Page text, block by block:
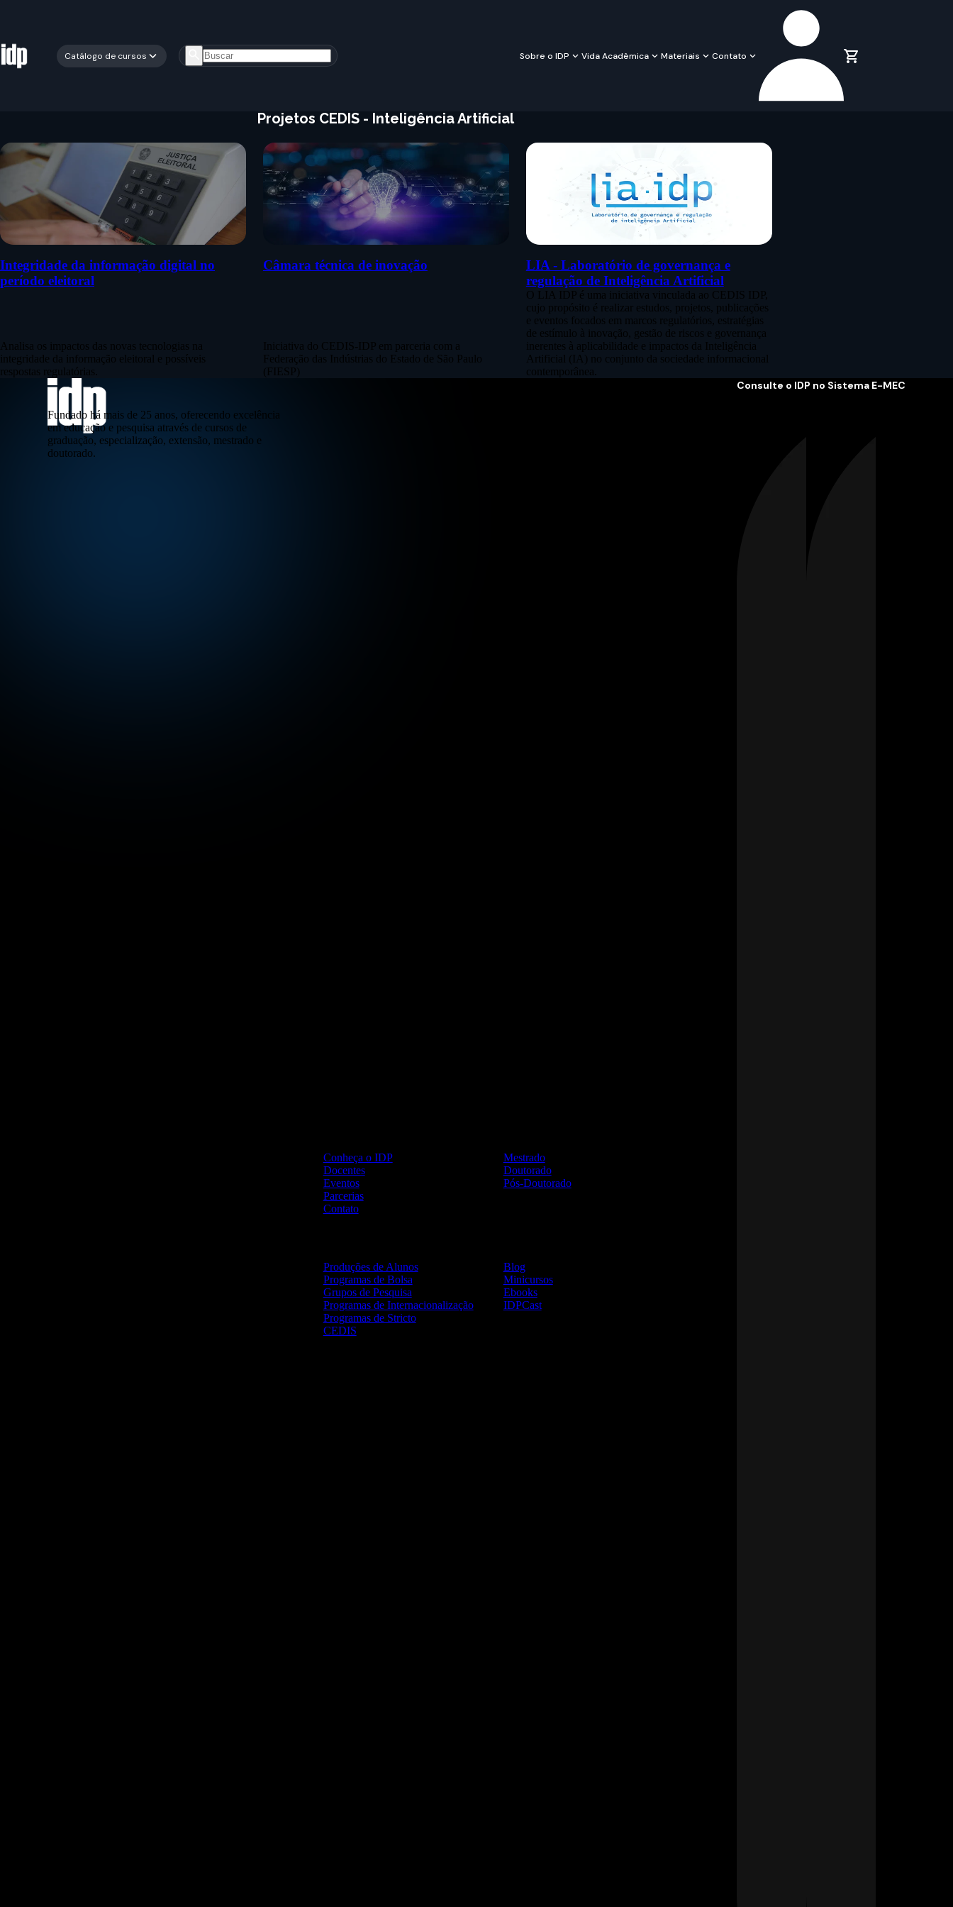
Catálogo de cursos Sobre o IDP Vida Acadêmica Materiais Contato
Projetos CEDIS - Inteligência Artificial
Integridade da informação digital no
período eleitoral
Analisa os impactos das novas tecnologias na
integridade da informação eleitoral e possíveis
respostas regulatórias.
Câmara técnica de inovação
Iniciativa do CEDIS-IDP em parceria com a
Federação das Indústrias do Estado de São Paulo
(FIESP)
LIA - Laboratório de governança e
regulação de Inteligência Artificial
O LIA IDP é uma iniciativa vinculada ao CEDIS IDP,
cujo propósito é realizar estudos, projetos, publicações
e eventos focados em marcos regulatórios, estratégias
de estímulo à inovação, gestão de riscos e governança
inerentes à aplicabilidade e impactos da Inteligência
Artificial (IA) no conjunto da sociedade informacional
contemporânea.
Fundado há mais de 25 anos, oferecendo excelência
em educação e pesquisa através de cursos de
graduação, especialização, extensão, mestrado e
doutorado.
Conheça o IDP
Docentes
Eventos
Parcerias
Contato
Mestrado
Doutorado
Pós-Doutorado
Produções de Alunos
Programas de Bolsa
Grupos de Pesquisa
Programas de Internacionalização
Programas de Stricto
CEDIS
Blog
Minicursos
Ebooks
IDPCast
Consulte o IDP no Sistema E-MEC